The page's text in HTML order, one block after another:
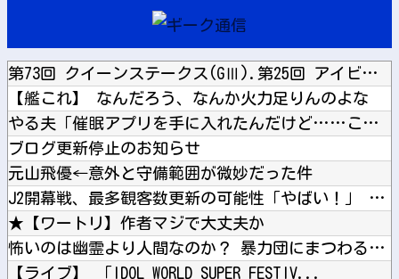
第73回 クイーンステークス(GⅢ).第25回 アイビスサマ...
【艦これ】 なんだろう、なんか火力足りんのよな
やる夫「催眠アプリを手に入れたんだけど……これ必要だった？」...
ブログ更新停止のお知らせ
元山飛優←意外と守備範囲が微妙だった件
J2開幕戦、最多観客数更新の可能性「やばい！」 チケット6万...
★【ワートリ】作者マジで大丈夫か
怖いのは幽霊より人間なのか？ 暴力団にまつわる怖い話傑作7選
【ライブ】 「IDOL WORLD SUPER FESTIV...